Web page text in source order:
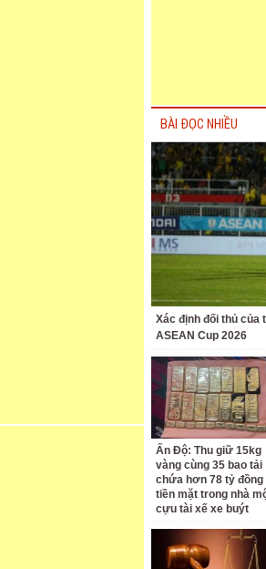
BÀI ĐỌC NHIỀU
Xác định đối thủ của
ASEAN Cup 2026
Ấn Độ: Thu giữ 15kg
vàng cùng 35 bao tải
chứa hơn 78 tỷ đồng
tiền mặt trong nhà
cựu tài xế xe buýt